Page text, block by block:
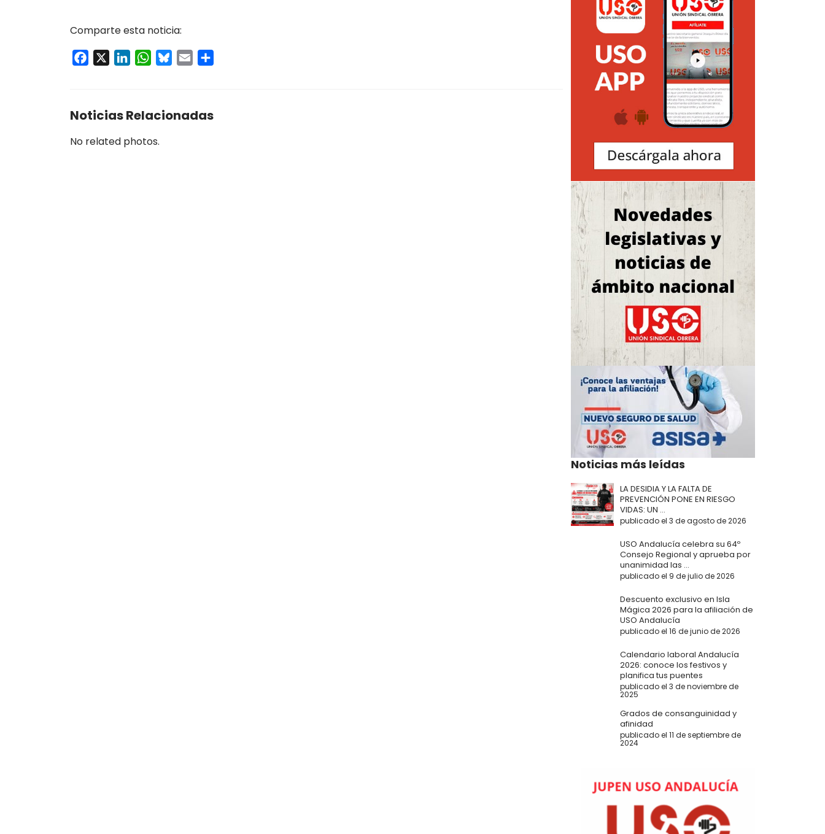
Comparte esta noticia:
Facebook LinkedInWhatsApp
Bluesky
Email
Noticias Relacionadas
No related photos.
Noticias más leídas
LA DESIDIA Y LA FALTA DE
PREVENCIÓN PONE EN RIESGO
VIDAS: UN ...
publicado el 3 de agosto de 2026
USO Andalucía celebra su 64º
Consejo Regional y aprueba por
unanimidad las ...
publicado el 9 de julio de 2026
Descuento exclusivo en Isla
Mágica 2026 para la afiliación de
USO Andalucía
publicado el 16 de junio de 2026
Calendario laboral Andalucía
2026: conoce los festivos y
planifica tus puentes
publicado el 3 de noviembre de
2025
Grados de consanguinidad y
afinidad
publicado el 11 de septiembre de
2024